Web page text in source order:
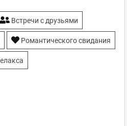
Встречи с друзьями
Романтического свидания